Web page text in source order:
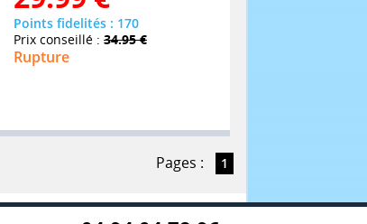
Points fidelités : 170
Prix conseillé : 34.95 €
Rupture
Pages : 1